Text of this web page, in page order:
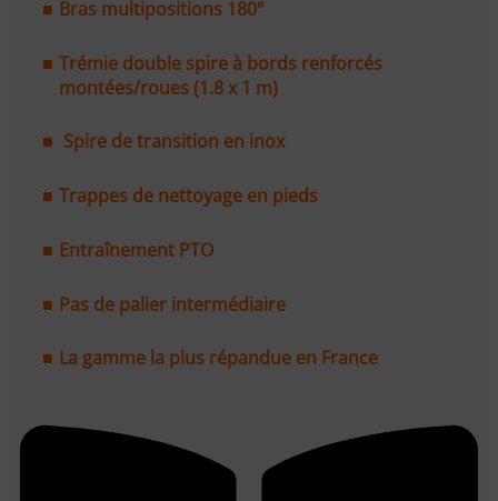
Bras multipositions 180°
Trémie double spire à bords renforcés
montées/roues (1.8 x 1 m)
Spire de transition en inox
Trappes de nettoyage en pieds
Entraînement PTO
Pas de palier intermédiaire
La gamme la plus répandue en France